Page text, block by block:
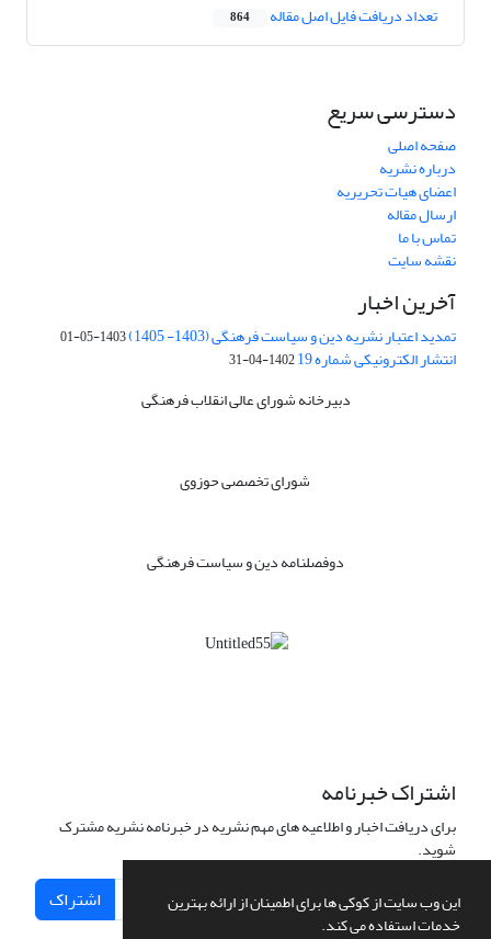
این وب سایت از کوکی ها برای اطمینان از ارائه بهترین
خدمات استفاده می کند.
تعداد دریافت فایل اصل مقاله 864
دسترسی سریع
صفحه اصلی
درباره نشریه
اعضای هیات تحریریه
ارسال مقاله
تماس با ما
نقشه سایت
آخرین اخبار
تمدید اعتبار نشریه دین و سیاست فرهنگی (1403- 1405) 1403-05-01
انتشار الکترونیکی شماره 19 1402-04-31
دبیرخانه شورای عالی انقلاب فرهنگی
شورای تخصصی حوزوی
دوفصلنامه دین و سیاست فرهنگی
اشتراک خبرنامه
برای دریافت اخبار و اطلاعیه های مهم نشریه در خبرنامه نشریه مشترک
شوید.
اشتراک